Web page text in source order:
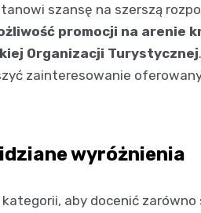
szansę na szerszą
promocji na arenie
Organizacji Turystycznej
zainteresowanie
wyróżnienia
aby docenić